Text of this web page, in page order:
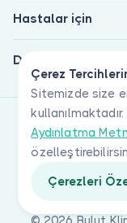
Çerez
Sitemizde size
Aydınlatma
Çerezleri
Hastalar için
Doktorlar için